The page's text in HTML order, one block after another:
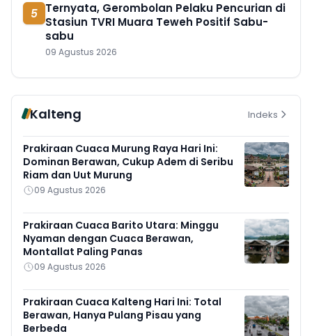
5 Ternyata, Gerombolan Pelaku Pencurian di
Stasiun TVRI Muara Teweh Positif Sabu-
sabu
09 Agustus 2026
Kalteng Indeks
Prakiraan Cuaca Murung Raya Hari Ini:
Dominan Berawan, Cukup Adem di Seribu
Riam dan Uut Murung
09 Agustus 2026
Prakiraan Cuaca Barito Utara: Minggu
Nyaman dengan Cuaca Berawan,
Montallat Paling Panas
09 Agustus 2026
Prakiraan Cuaca Kalteng Hari Ini: Total
Berawan, Hanya Pulang Pisau yang
Berbeda